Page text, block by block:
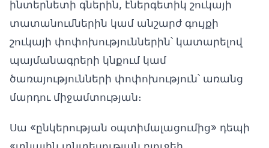
ինտերնետի գներին, էներգետիկ շուկայի
տատանումներին կամ անշարժ գույքի
շուկայի փոփոխություններին՝ կատարելով
պայմանագրերի կնքում կամ
ծառայությունների փոփոխություն՝ առանց
մարդու միջամտության։
Սա «ընկերության օպտիմալացումից» դեպի